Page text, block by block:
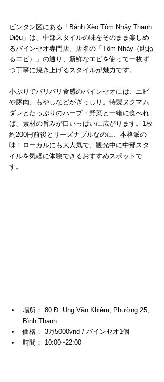
ビンタン区にある「Bánh Xèo Tôm Nhảy Thanh
Diệu」は、中部スタイルの味をそのまま楽しめ
るバインセオ専門店。店名の「Tôm Nhảy（跳ね
るエビ）」の通り、新鮮なエビを使って一枚ず
つ丁寧に焼き上げるスタイルが魅力です。
小ぶりでパリパリ食感のバインセオには、エビ
や豚肉、もやしなどがぎっしり。特製ヌクマム
ダレとたっぷりのハーブ・野菜と一緒に食べれ
ば、素材の旨みが口いっぱいに広がります。1枚
約200円前後とリーズナブルなのに、本格派の
味！ローカルにも大人気で、観光中に中部スタ
イルを気軽に体験できるおすすめスポットで
す。
場所： 80 Đ. Ung Văn Khiêm, Phường 25,
Bình Thạnh
価格： 3万5000vnd / バインセオ1個
時間： 10:00~22:00